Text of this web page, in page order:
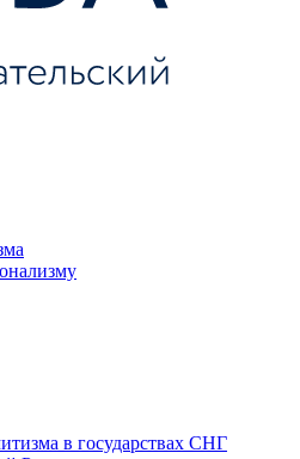
в государствах СНГ